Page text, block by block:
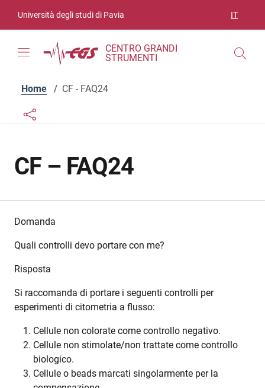
Università degli studi di Pavia IT
CENTRO GRANDI
STRUMENTI
Home / CF - FAQ24
Links condivisione social
Bottone condivisione social
CF – FAQ24
Domanda
Quali controlli devo portare con me?
Risposta
Si raccomanda di portare i seguenti controlli per
esperimenti di citometria a flusso:
Cellule non colorate come controllo negativo.
Cellule non stimolate/non trattate come controllo
biologico.
Cellule o beads marcati singolarmente per la